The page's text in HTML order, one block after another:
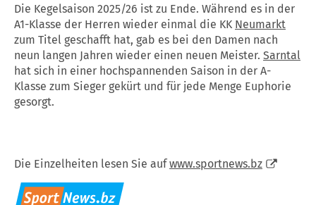
Die Kegelsaison 2025/26 ist zu Ende. Während es in der
A1-Klasse der Herren wieder einmal die KK Neumarkt
zum Titel geschafft hat, gab es bei den Damen nach
neun langen Jahren wieder einen neuen Meister. Sarntal
hat sich in einer hochspannenden Saison in der A-
Klasse zum Sieger gekürt und für jede Menge Euphorie
gesorgt.
Die Einzelheiten lesen Sie aufwww.sportnews.bz